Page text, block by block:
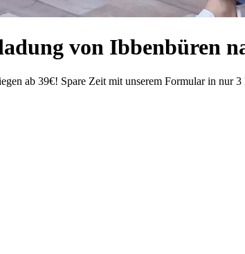
von Ibbenbüren
ab 39€! Spare Zeit mit unserem Formular in nur